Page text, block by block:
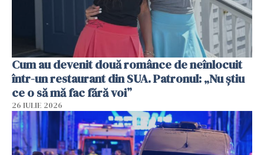
Cum au devenit două românce de neînlocuit
într-un restaurant din SUA. Patronul: „Nu știu
ce o să mă fac fără voi”
26 IULIE 2026